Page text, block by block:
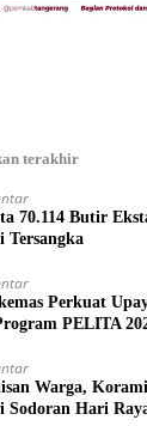
terakhir
70.114 Butir
Tersangka
Perkuat
PELITA
Warga,
Hari